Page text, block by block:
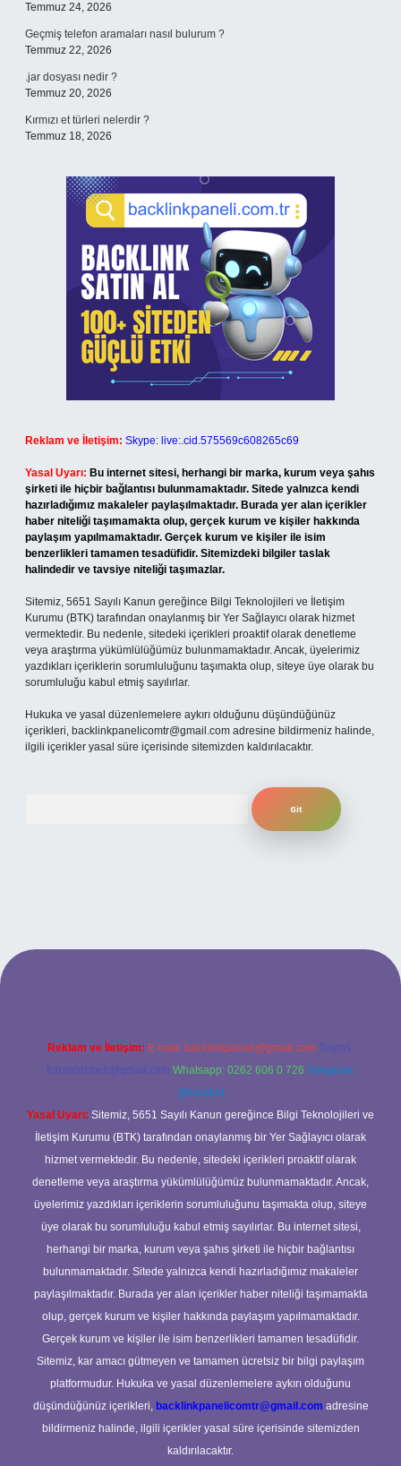
Temmuz 24, 2026
Geçmiş telefon aramaları nasıl bulurum ?
Temmuz 22, 2026
.jar dosyası nedir ?
Temmuz 20, 2026
Kırmızı et türleri nelerdir ?
Temmuz 18, 2026
Reklam ve İletişim: Skype: live:.cid.575569c608265c69
Yasal Uyarı: Bu internet sitesi, herhangi bir marka, kurum veya şahıs
şirketi ile hiçbir bağlantısı bulunmamaktadır. Sitede yalnızca kendi
hazırladığımız makaleler paylaşılmaktadır. Burada yer alan içerikler
haber niteliği taşımamakta olup, gerçek kurum ve kişiler hakkında
paylaşım yapılmamaktadır. Gerçek kurum ve kişiler ile isim
benzerlikleri tamamen tesadüfidir. Sitemizdeki bilgiler taslak
halindedir ve tavsiye niteliği taşımazlar.
Sitemiz, 5651 Sayılı Kanun gereğince Bilgi Teknolojileri ve İletişim
Kurumu (BTK) tarafından onaylanmış bir Yer Sağlayıcı olarak hizmet
vermektedir. Bu nedenle, sitedeki içerikleri proaktif olarak denetleme
veya araştırma yükümlülüğümüz bulunmamaktadır. Ancak, üyelerimiz
yazdıkları içeriklerin sorumluluğunu taşımakta olup, siteye üye olarak bu
sorumluluğu kabul etmiş sayılırlar.
Hukuka ve yasal düzenlemelere aykırı olduğunu düşündüğünüz
içerikleri, backlinkpanelicomtr@gmail.com adresine bildirmeniz halinde,
ilgili içerikler yasal süre içerisinde sitemizden kaldırılacaktır.
ilbet yeni giriş adresi
Reklam ve İletişim: E-mail: backlinkpaneli@gmail.com Teams:
forumhizmeti@gmail.com Whatsapp: 0262 606 0 726 Telegram:
@karabul
Yasal Uyarı: Sitemiz, 5651 Sayılı Kanun gereğince Bilgi Teknolojileri ve
İletişim Kurumu (BTK) tarafından onaylanmış bir Yer Sağlayıcı olarak
hizmet vermektedir. Bu nedenle, sitedeki içerikleri proaktif olarak
denetleme veya araştırma yükümlülüğümüz bulunmamaktadır. Ancak,
üyelerimiz yazdıkları içeriklerin sorumluluğunu taşımakta olup, siteye
üye olarak bu sorumluluğu kabul etmiş sayılırlar. Bu internet sitesi,
herhangi bir marka, kurum veya şahıs şirketi ile hiçbir bağlantısı
bulunmamaktadır. Sitede yalnızca kendi hazırladığımız makaleler
paylaşılmaktadır. Burada yer alan içerikler haber niteliği taşımamakta
olup, gerçek kurum ve kişiler hakkında paylaşım yapılmamaktadır.
Gerçek kurum ve kişiler ile isim benzerlikleri tamamen tesadüfidir.
Sitemiz, kar amacı gütmeyen ve tamamen ücretsiz bir bilgi paylaşım
platformudur. Hukuka ve yasal düzenlemelere aykırı olduğunu
düşündüğünüz içerikleri, backlinkpanelicomtr@gmail.com adresine
bildirmeniz halinde, ilgili içerikler yasal süre içerisinde sitemizden
kaldırılacaktır.